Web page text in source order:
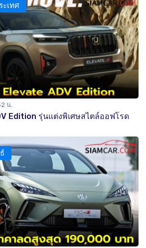
ะเทศ
น.
Edition รุ่นแต่งพิเศษสไตล์ออฟโรด